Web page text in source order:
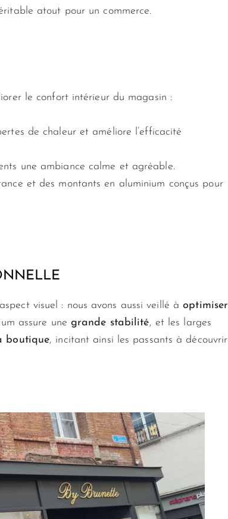
atout pour un commerce.
le confort intérieur du magasin :
de chaleur et améliore l’efficacité
une ambiance calme et agréable.
et des montants en aluminium conçus pour
visuel : nous avons aussi veillé àoptimiser
assure une grande stabilité, et les larges
boutique, incitant ainsi les passants à découvrir